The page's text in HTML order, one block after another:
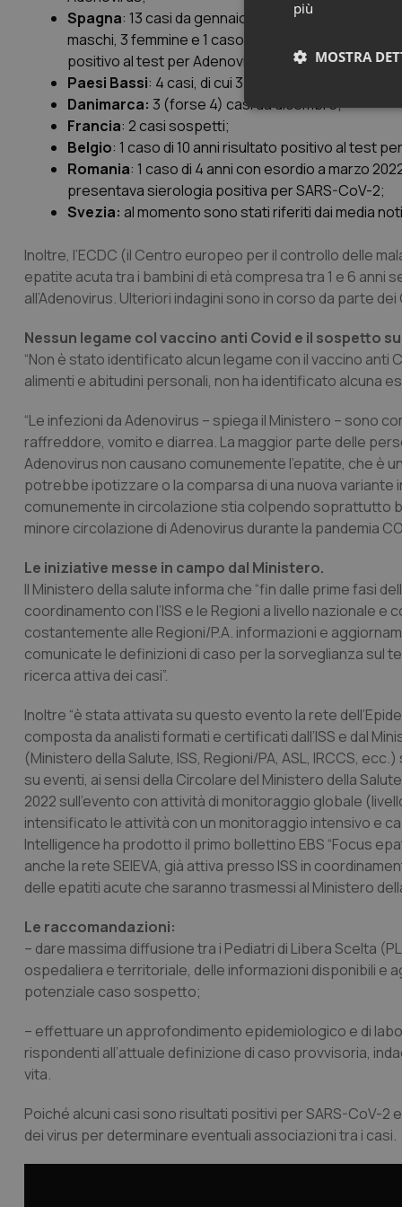
Spagna: 13 casi da gennaio 2022, di cui 7
maschi, 3 femmine e 1 caso di cui non è nota
positivo al test per Adenovirus. 1 caso ha
Paesi Bassi: 4 casi, di cui 3 hanno richiesto
Danimarca: 3 (forse 4) casi da dicembre;
Francia: 2 casi sospetti;
Belgio: 1 caso di 10 anni risultato positivo al test
Romania: 1 caso di 4 anni con esordio a marzo
presentava sierologia positiva per SARS-CoV-2;
Svezia: al momento sono stati riferiti dai media
Inoltre, l’ECDC (il Centro europeo per il controllo delle
epatite acuta tra i bambini di età compresa tra 1 e 6 anni
all’Adenovirus. Ulteriori indagini sono in corso da parte
Nessun legame col vaccino anti Covid e il sospetto
“Non è stato identificato alcun legame con il vaccino anti
alimenti e abitudini personali, non ha identificato alcuna
“Le infezioni da Adenovirus – spiega il Ministero – sono
raffreddore, vomito e diarrea. La maggior parte delle
Adenovirus non causano comunemente l’epatite, che è
potrebbe ipotizzare o la comparsa di una nuova
comunemente in circolazione stia colpendo soprattutto
minore circolazione di Adenovirus durante la pandemia
Le iniziative messe in campo dal Ministero.
Il Ministero della salute informa che “fin dalle prime fasi
coordinamento con l’ISS e le Regioni a livello nazionale
costantemente alle Regioni/P.A. informazioni e
comunicate le definizioni di caso per la sorveglianza sul
ricerca attiva dei casi”.
Inoltre “è stata attivata su questo evento la rete
composta da analisti formati e certificati dall’ISS e dal
(Ministero della Salute, ISS, Regioni/PA, ASL, IRCCS,
su eventi, ai sensi della Circolare del Ministero della
2022 sull’evento con attività di monitoraggio globale
intensificato le attività con un monitoraggio intensivo e
Intelligence ha prodotto il primo bollettino EBS “Focus
anche la rete SEIEVA, già attiva presso ISS in
delle epatiti acute che saranno trasmessi al Ministero
Le raccomandazioni:
– dare massima diffusione tra i Pediatri di Libera Scelta
ospedaliera e territoriale, delle informazioni disponibili e
potenziale caso sospetto;
– effettuare un approfondimento epidemiologico e di
rispondenti all’attuale definizione di caso provvisoria,
vita.
Poiché alcuni casi sono risultati positivi per SARS-CoV-
dei virus per determinare eventuali associazioni tra i casi.
più
MOSTRA
I cookie necessari
e l'accesso alle
tracking-sites-
tracking-enable
session-id
_ga
PHPSESSID
_ga_KM60CM4NPH
_ga_0VMQEQKQ1N
__Secure-YNID
YSC
__Secure-